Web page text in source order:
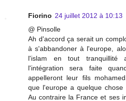
Fiorino 24 juillet 2012 à 10:13
@ Pinsolle
Ah d'accord ça serait un
à s'abbandoner à l'europe,
l'islam en tout tranquillité
l'intégration sera faite
appelleront leur fils
que l'europe a quelque
Au contraire la France et ses